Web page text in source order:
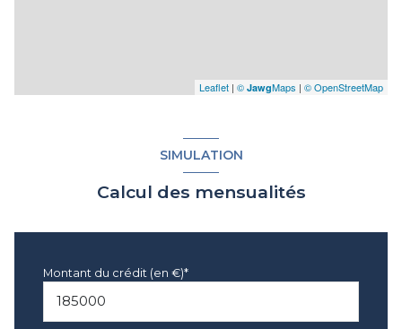
Leaflet | © JawgMaps | © OpenStreetMap
SIMULATION
Calcul des mensualités
Montant du crédit (en €)*